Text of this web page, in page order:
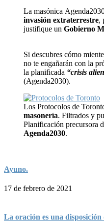
La masónica
invasión extraterrestre,
justifique un Gobierno
Si descubres cómo
no te engañarán con la
la planificada “crisis
(Agenda2030).
Los Protocolos de
masonería. Filtrados y
Planificación precursora
Agenda2030.
Ayuno.
17 de febrero de 2021
La oración es una